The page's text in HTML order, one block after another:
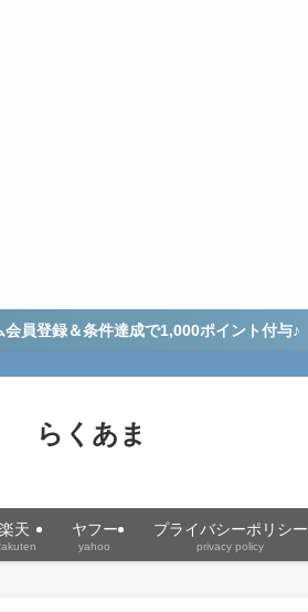
員登録＆条件達成で1,000ポイント付与♪
らくあま
楽天 ヤフー
yahoo
プライバシーポリシー
privacy policy